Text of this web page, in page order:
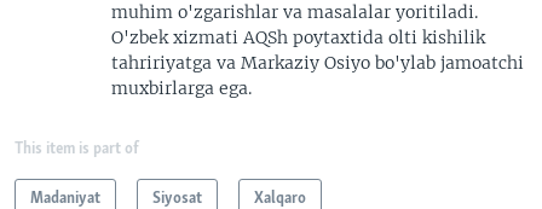
muhim o'zgarishlar va masalalar yoritiladi.
O'zbek xizmati AQSh poytaxtida olti kishilik
tahririyatga va Markaziy Osiyo bo'ylab jamoatchi
muxbirlarga ega.
This item is part of
Madaniyat Siyosat Xalqaro